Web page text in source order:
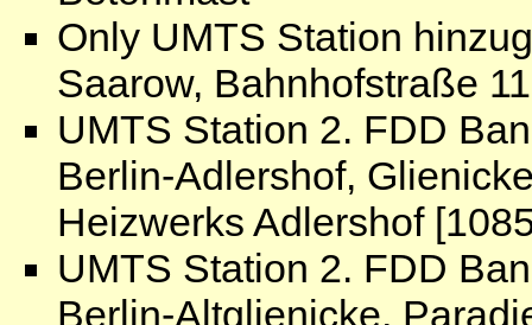
Only UMTS Station
Saarow, Bahnhofstraße
UMTS Station 2. FDD
Berlin-Adlershof,
Heizwerks Adlershof
UMTS Station 2. FDD
Berlin-Altglienicke,